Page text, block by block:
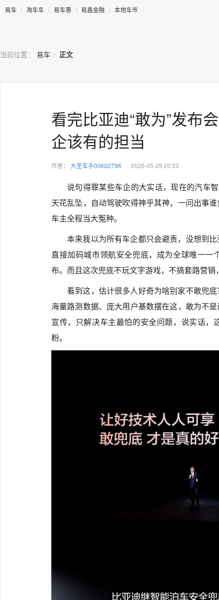
易车 淘车车 易车惠 易鑫金融 本地车市
当前位置： 易车 > 正文
看完比亚迪“敢为”发布
企该有的担当
作者： 大圣车手00602796 2026-05-29 20:33
说句得罪某些车企的大实话，现在的汽车
天花乱坠，自动驾驶吹得神乎其神，一问出事
车主全程当大冤种。
本来我以为所有车企都只会避责，没想到
直接加码城市领航安全兜底，成为全球唯一
布。而且这次兜底不玩文字游戏，不搞套路营
看到这，估计很多人好奇为啥别家不敢兜
海量路测数据、庞大用户基数摆在这，敢为不
宣传，只解决车主最怕的安全问题，说实话
粉。